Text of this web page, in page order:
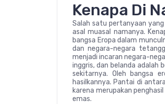
Kenapa Di
Salah satu pertanyaan
asal muasal namanya.
bangsa Eropa dalam
dan negara-negara
menjadi incaran negara-
inggris, dan belanda adalah
sekitarnya. Oleh bangsa
hasilkannya. Pantai di
karena merupakan
emas.